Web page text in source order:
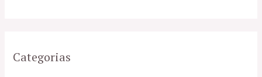
Categorias